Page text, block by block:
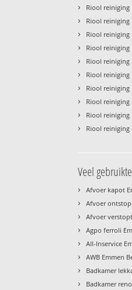
› Riool reiniging
› Riool reiniging
› Riool reiniging
› Riool reiniging
› Riool reiniging
› Riool reiniging
› Riool reiniging
› Riool reiniging
› Riool reiniging
› Riool reiniging
Veel
› Afvoer kapot
› Afvoer
› Afvoer
› Agpo ferroli
› All-Inservice
› AWB Emmen
› Badkamer
› Badkamer